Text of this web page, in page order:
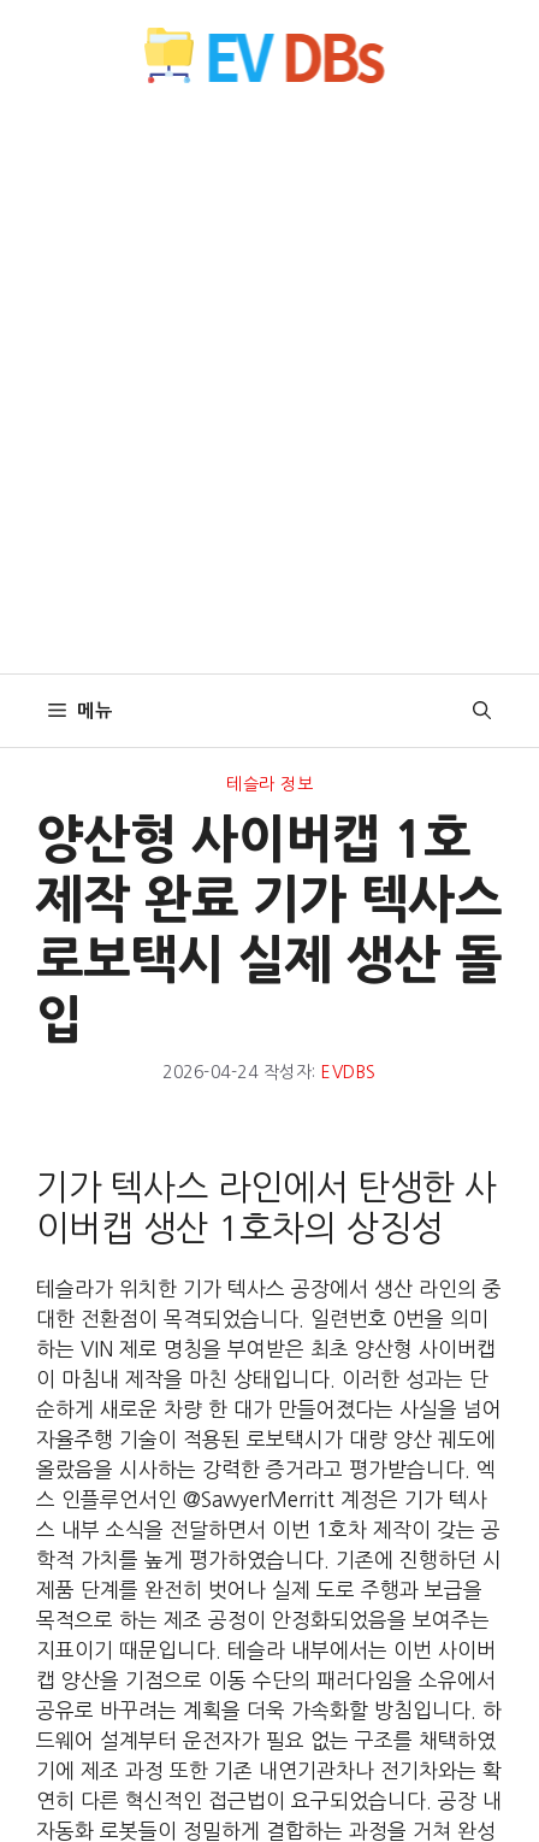
메뉴
테슬라 정보
양산형 사이버캡 1호
제작 완료 기가 텍사스
로보택시 실제 생산 돌
입
2026-04-24 작성자: EVDBS
기가 텍사스 라인에서 탄생한 사
이버캡 생산 1호차의 상징성
테슬라가 위치한 기가 텍사스 공장에서 생산 라인의 중
대한 전환점이 목격되었습니다. 일련번호 0번을 의미
하는 VIN 제로 명칭을 부여받은 최초 양산형 사이버캡
이 마침내 제작을 마친 상태입니다. 이러한 성과는 단
순하게 새로운 차량 한 대가 만들어졌다는 사실을 넘어
자율주행 기술이 적용된 로보택시가 대량 양산 궤도에
올랐음을 시사하는 강력한 증거라고 평가받습니다. 엑
스 인플루언서인 @SawyerMerritt 계정은 기가 텍사
스 내부 소식을 전달하면서 이번 1호차 제작이 갖는 공
학적 가치를 높게 평가하였습니다. 기존에 진행하던 시
제품 단계를 완전히 벗어나 실제 도로 주행과 보급을
목적으로 하는 제조 공정이 안정화되었음을 보여주는
지표이기 때문입니다. 테슬라 내부에서는 이번 사이버
캡 양산을 기점으로 이동 수단의 패러다임을 소유에서
공유로 바꾸려는 계획을 더욱 가속화할 방침입니다. 하
드웨어 설계부터 운전자가 필요 없는 구조를 채택하였
기에 제조 과정 또한 기존 내연기관차나 전기차와는 확
연히 다른 혁신적인 접근법이 요구되었습니다. 공장 내
자동화 로봇들이 정밀하게 결합하는 과정을 거쳐 완성